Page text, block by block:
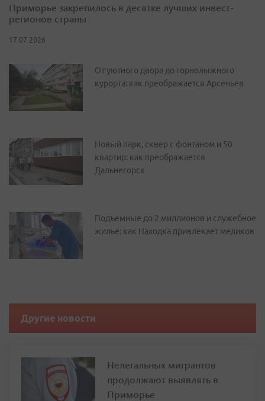
Приморье закрепилось в десятке лучших инвест-
регионов страны
17.07.2026
От уютного двора до горнолыжного
курорта: как преображается Арсеньев
Новый парк, сквер с фонтаном и 50
квартир: как преображается
Дальнегорск
Подъемные до 2 миллионов и служебное
жилье: как Находка привлекает медиков
Другие новости
Нелегальных мигрантов
продолжают выявлять в
Приморье